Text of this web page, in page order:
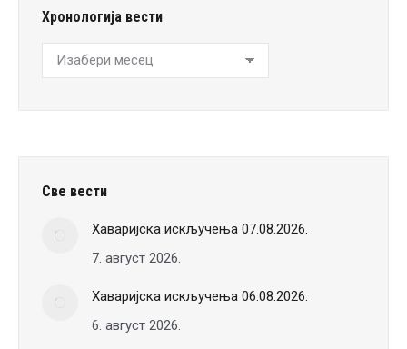
Хронологија вести
Хронологија
вести
Све вести
Хаваријска искључења 07.08.2026.
7. август 2026.
Хаваријска искључења 06.08.2026.
6. август 2026.